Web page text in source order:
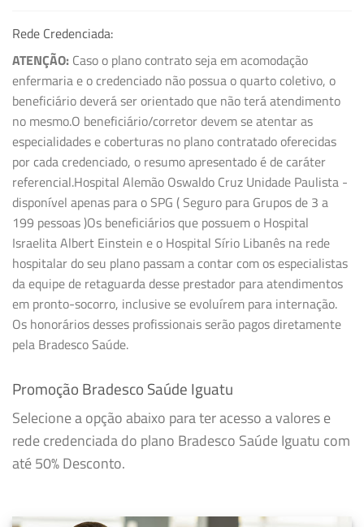
Rede Credenciada:
ATENÇÃO: Caso o plano contrato seja em acomodação
enfermaria e o credenciado não possua o quarto coletivo, o
beneficiário deverá ser orientado que não terá atendimento
no mesmo.O beneficiário/corretor devem se atentar as
especialidades e coberturas no plano contratado oferecidas
por cada credenciado, o resumo apresentado é de caráter
referencial.Hospital Alemão Oswaldo Cruz Unidade Paulista -
disponível apenas para o SPG ( Seguro para Grupos de 3 a
199 pessoas )Os beneficiários que possuem o Hospital
Israelita Albert Einstein e o Hospital Sírio Libanês na rede
hospitalar do seu plano passam a contar com os especialistas
da equipe de retaguarda desse prestador para atendimentos
em pronto-socorro, inclusive se evoluírem para internação.
Os honorários desses profissionais serão pagos diretamente
pela Bradesco Saúde.
Promoção Bradesco Saúde Iguatu
Selecione a opção abaixo para ter acesso a valores e
rede credenciada do plano Bradesco Saúde Iguatu com
até 50% Desconto.